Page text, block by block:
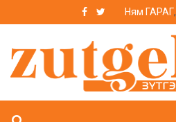
Ням ГАРАГ,